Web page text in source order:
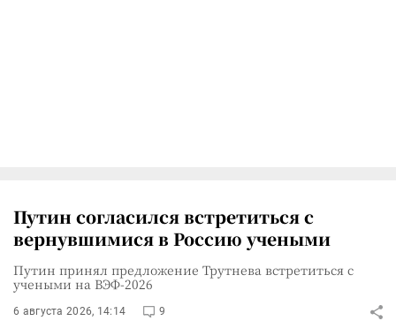
Путин согласился встретиться с
вернувшимися в Россию учеными
Путин принял предложение Трутнева встретиться с
учеными на ВЭФ-2026
6 августа 2026, 14:14 9